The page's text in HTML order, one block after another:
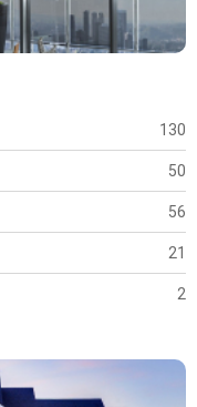
130
50
56
21
2